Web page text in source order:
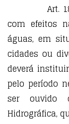
Art.
com efeitos
águas, em
cidades ou
deverá
pelo período
ser ouvido
Hidrográfica,